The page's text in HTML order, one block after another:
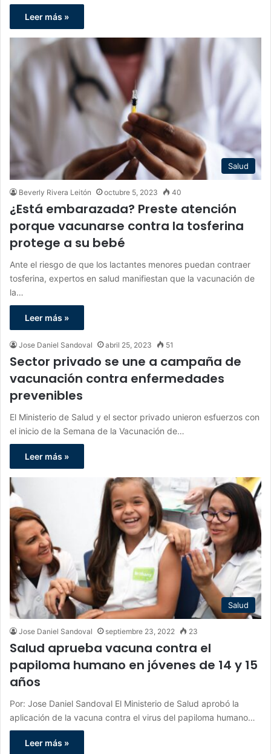
Leer más »
Salud
Beverly Rivera Leitón octubre 5, 2023 40
¿Está embarazada? Preste atención
porque vacunarse contra la tosferina
protege a su bebé
Ante el riesgo de que los lactantes menores puedan contraer
tosferina, expertos en salud manifiestan que la vacunación de
la…
Leer más »
Jose Daniel Sandoval abril 25, 2023 51
Sector privado se une a campaña de
vacunación contra enfermedades
prevenibles
El Ministerio de Salud y el sector privado unieron esfuerzos con
el inicio de la Semana de la Vacunación de…
Leer más »
Salud
Jose Daniel Sandoval septiembre 23, 2022 23
Salud aprueba vacuna contra el
papiloma humano en jóvenes de 14 y 15
años
Por: Jose Daniel Sandoval El Ministerio de Salud aprobó la
aplicación de la vacuna contra el virus del papiloma humano…
Leer más »